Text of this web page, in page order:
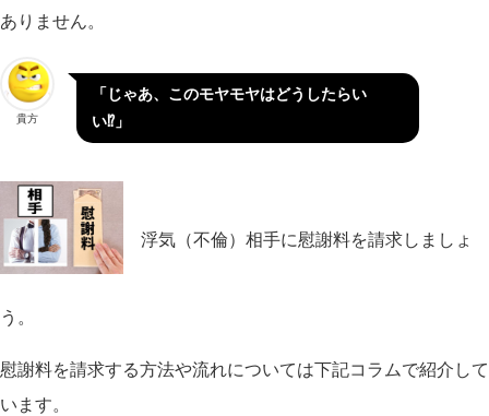
ありません。
貴方
「じゃあ、このモヤモヤはどうしたらい
い⁉」
浮気（不倫）相手に慰謝料を請求しましょ
う。
慰謝料を請求する方法や流れについては下記コラムで紹介して
います。